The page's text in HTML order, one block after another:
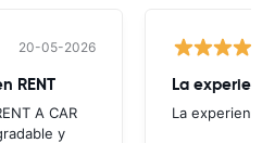
20-05-2026
RENT
A CAR
y
La
La